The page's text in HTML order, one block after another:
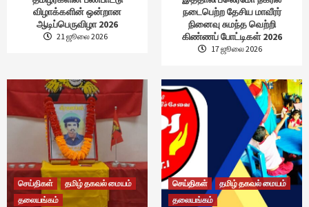
விழாக்களின் ஒன்றான
ஆடிப்பெருவிழா 2026
21 ஜூலை 2026
நடைபெற்ற தேசிய மாவீரர்
நினைவு சுமந்த வெற்றி
கிண்ணப் போட்டிகள் 2026
17 ஜூலை 2026
செய்திகள்
தமிழ் தகவல் மையம்
தலையங்கம்
செய்திகள்
தமிழ் தகவல் மையம்
தலையங்கம்